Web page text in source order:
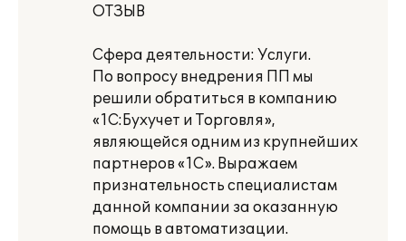
ОТЗЫВ
Сфера деятельности: Услуги.
По вопросу внедрения ПП мы
решили обратиться в компанию
«1С:Бухучет и Торговля»,
являющейся одним из крупнейших
партнеров «1С». Выражаем
признательность специалистам
данной компании за оказанную
помощь в автоматизации.